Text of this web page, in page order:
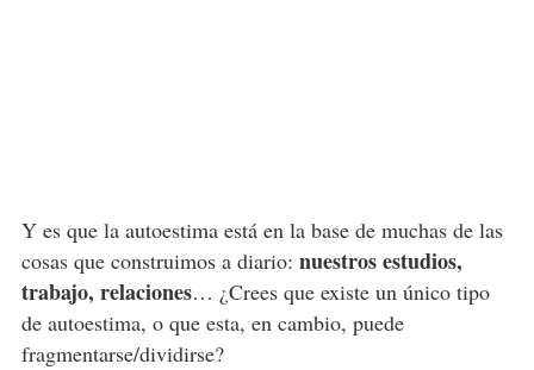
Y es que la autoestima está en la base de muchas de las
cosas que construimos a diario: nuestros estudios,
trabajo, relaciones… ¿Crees que existe un único tipo
de autoestima, o que esta, en cambio, puede
fragmentarse/dividirse?